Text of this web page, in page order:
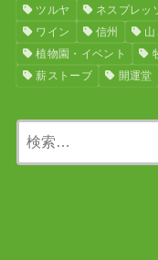
ツルヤ
ネスプレッ
ワイン
信州 山
植物園・イベント
薪ストーブ
開運堂